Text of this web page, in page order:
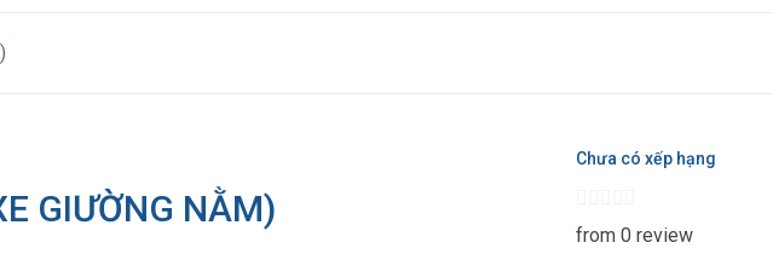
GIƯỜNG NẰM)
Chưa có xếp hạng
from 0 review